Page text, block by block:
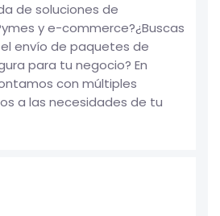
de soluciones de
y e-commerce?¿Buscas
envío de paquetes de
para tu negocio? En
con múltiples
a las necesidades de tu